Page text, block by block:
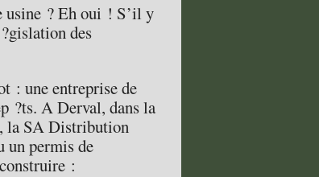
usine ? Eh oui ! S’il y
des
: une entreprise de
?ts. A Derval, dans la
la SA Distribution
un permis de
: